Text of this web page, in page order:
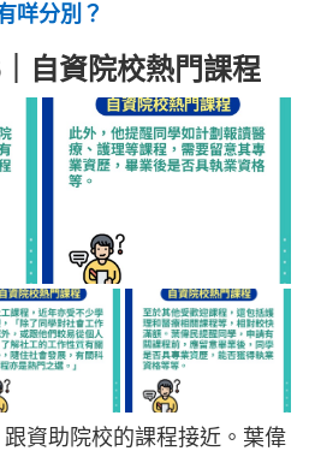
咩分別？
自資院校熱門課程
資助院校的課程接近。葉偉